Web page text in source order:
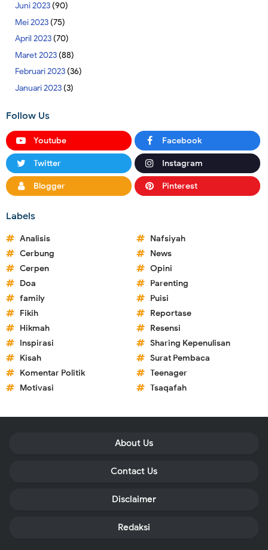
Juni 2023(90)
Mei 2023(75)
April 2023(70)
Maret 2023(88)
Februari 2023(36)
Januari 2023(3)
Follow Us
Youtube Facebook
Twitter Instagram
Blogger Pinterest
Labels
Analisis
Cerbung
Cerpen
Doa
family
Fikih
Hikmah
Inspirasi
Kisah
Komentar Politik
Motivasi
Nafsiyah
News
Opini
Parenting
Puisi
Reportase
Resensi
Sharing Kepenulisan
Surat Pembaca
Teenager
Tsaqafah
About Us
Contact Us
Disclaimer
Redaksi